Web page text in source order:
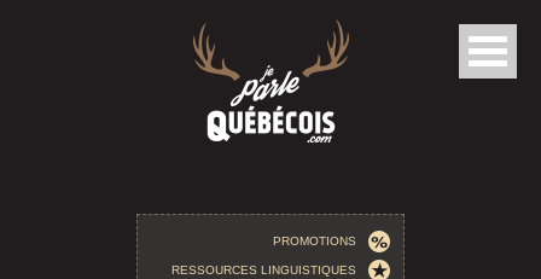
PROMOTIONS
RESSOURCES LINGUISTIQUES